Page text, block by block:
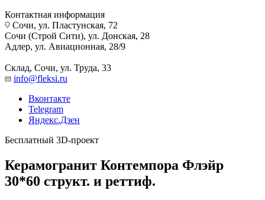
Контактная информация
Сочи, ул. Пластунская, 72
Сочи (Строй Сити), ул. Донская, 28
Адлер, ул. Авиационная, 28/9
Склад, Сочи, ул. Труда, 33
info@fleksi.ru
Вконтакте
Telegram
Яндекс.Дзен
Бесплатный 3D-проект
Керамогранит Контемпора Флэйр
30*60 структ. и реттиф.